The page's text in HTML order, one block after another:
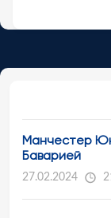
Манчестер
Баварией
27.02.2024